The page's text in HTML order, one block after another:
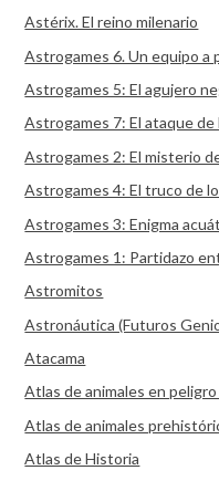
Astérix. El reino milenario
Astrogames 6. Un equipo a
Astrogames 5: El agujero
Astrogames 7: El ataque de
Astrogames 2: El misterio
Astrogames 4: El truco de
Astrogames 3: Enigma
Astrogames 1: Partidazo
Astromitos
Astronáutica (Futuros
Atacama
Atlas de animales en
Atlas de animales
Atlas de Historia